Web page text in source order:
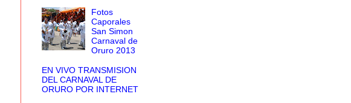
Fotos
Caporales
San Simon
Carnaval de
Oruro 2013
EN VIVO TRANSMISION
DEL CARNAVAL DE
ORURO POR INTERNET